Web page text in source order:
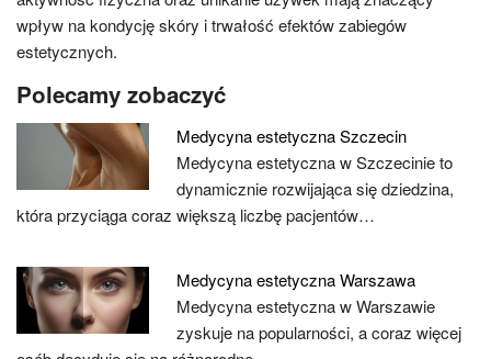
wpływ na kondycję skóry i trwałość efektów zabiegów
estetycznych.
Polecamy zobaczyć
Medycyna estetyczna Szczecin
Medycyna estetyczna w Szczecinie to
dynamicznie rozwijająca się dziedzina,
która przyciąga coraz większą liczbę pacjentów…
Medycyna estetyczna Warszawa
Medycyna estetyczna w Warszawie
zyskuje na popularności, a coraz więcej